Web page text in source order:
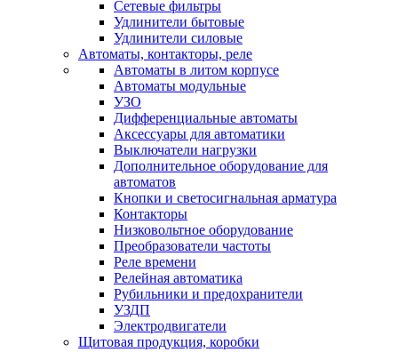
Сетевые фильтры
Удлинители бытовые
Удлинители силовые
Автоматы, контакторы, реле
Автоматы в литом корпусе
Автоматы модульные
УЗО
Дифференциальные автоматы
Аксессуары для автоматики
Выключатели нагрузки
Дополнительное оборудование для
автоматов
Кнопки и светосигнальная арматура
Контакторы
Низковольтное оборудование
Преобразователи частоты
Реле времени
Релейная автоматика
Рубильники и предохранители
УЗДП
Электродвигатели
Щитовая продукция, коробки